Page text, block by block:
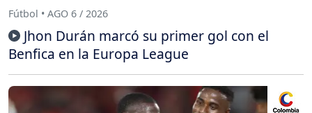
Fútbol • AGO 6 / 2026
Jhon Durán marcó su primer gol con el
Benfica en la Europa League